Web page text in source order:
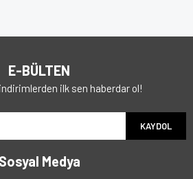
E-BÜLTEN
ilk sen haberdar ol!
KAYDOL
Sosyal Medya